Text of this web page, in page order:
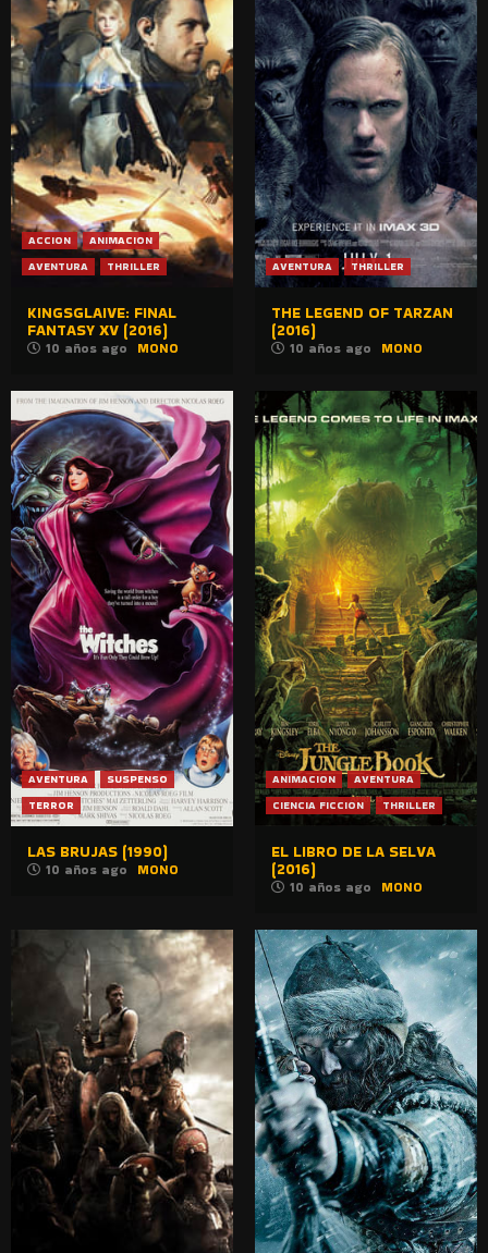
ACCION
ANIMACION
AVENTURA
THRILLER
KINGSGLAIVE: FINAL
FANTASY XV (2016)
10 años ago MONO
AVENTURA THRILLER
THE LEGEND OF TARZAN
(2016)
10 años ago MONO
AVENTURA
SUSPENSO
TERROR
LAS BRUJAS (1990)
10 años ago MONO
ANIMACION
AVENTURA
CIENCIA FICCION
THRILLER
EL LIBRO DE LA SELVA
(2016)
10 años ago MONO